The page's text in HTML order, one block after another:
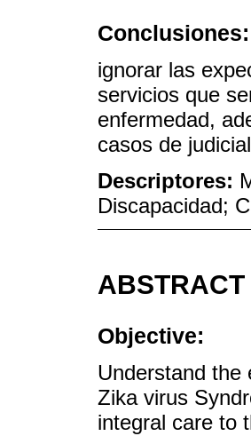
Conclusiones:
ignorar las
servicios que
enfermedad,
casos de
Descriptores:
Discapacidad;
ABSTRACT
Objective:
Understand the
Zika virus
integral care to